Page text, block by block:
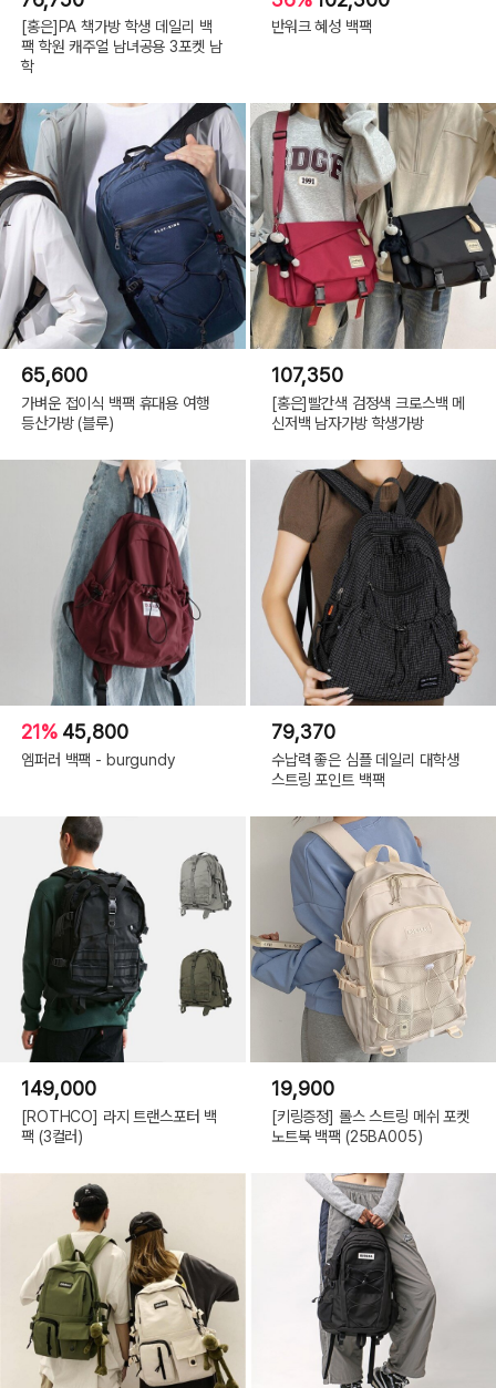
[홍은]PA 책가방 학생 데일리 백
팩 학원 캐주얼 남녀공용 3포켓 남
학
반워크 혜성 백팩
65,600
가벼운 접이식 백팩 휴대용 여행
등산가방 (블루)
107,350
[홍은]빨간색 검정색 크로스백 메
신저백 남자가방 학생가방
21% 45,800
엠퍼러 백팩 - burgundy
79,370
수납력 좋은 심플 데일리 대학생
스트링 포인트 백팩
149,000
[ROTHCO] 라지 트랜스포터 백
팩 (3컬러)
19,900
[키링증정] 롤스 스트링 메쉬 포켓
노트북 백팩 (25BA005)